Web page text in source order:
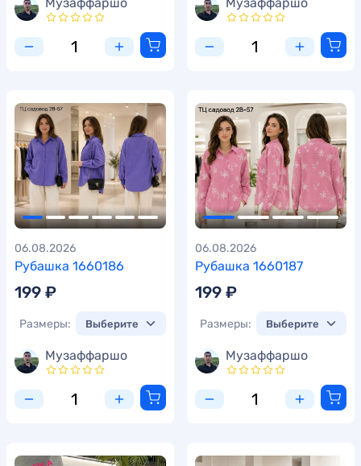
Рубашка 1660186
06.08.2026
199 ₽
Размеры:
Музаффаршо
Рубашка 1660187
06.08.2026
199 ₽
Размеры:
Музаффаршо